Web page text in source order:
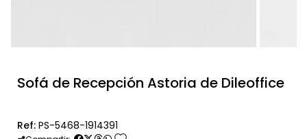
Sofá de Recepción Astoria de Dileoffice
Ref: PS-5468-1914391